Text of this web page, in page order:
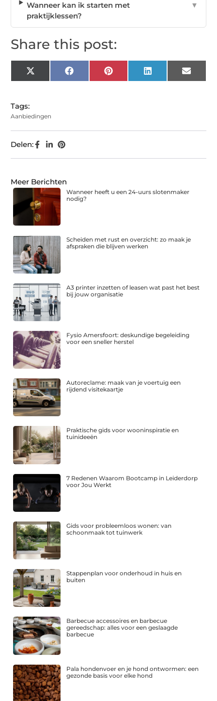
Wanneer kan ik starten met
praktijklessen?
▼
Share this post:
X
(Twitter)
Facebook Pinterest LinkedIn Email
Tags:
Aanbiedingen
Delen:
Meer Berichten
Wanneer heeft u een 24-uurs slotenmaker
nodig?
Scheiden met rust en overzicht: zo maak je
afspraken die blijven werken
A3 printer inzetten of leasen wat past het best
bij jouw organisatie
Fysio Amersfoort: deskundige begeleiding
voor een sneller herstel
Autoreclame: maak van je voertuig een
rijdend visitekaartje
Praktische gids voor wooninspiratie en
tuinideeën
7 Redenen Waarom Bootcamp in Leiderdorp
voor Jou Werkt
Gids voor probleemloos wonen: van
schoonmaak tot tuinwerk
Stappenplan voor onderhoud in huis en
buiten
Barbecue accessoires en barbecue
gereedschap: alles voor een geslaagde
barbecue
Pala hondenvoer en je hond ontwormen: een
gezonde basis voor elke hond